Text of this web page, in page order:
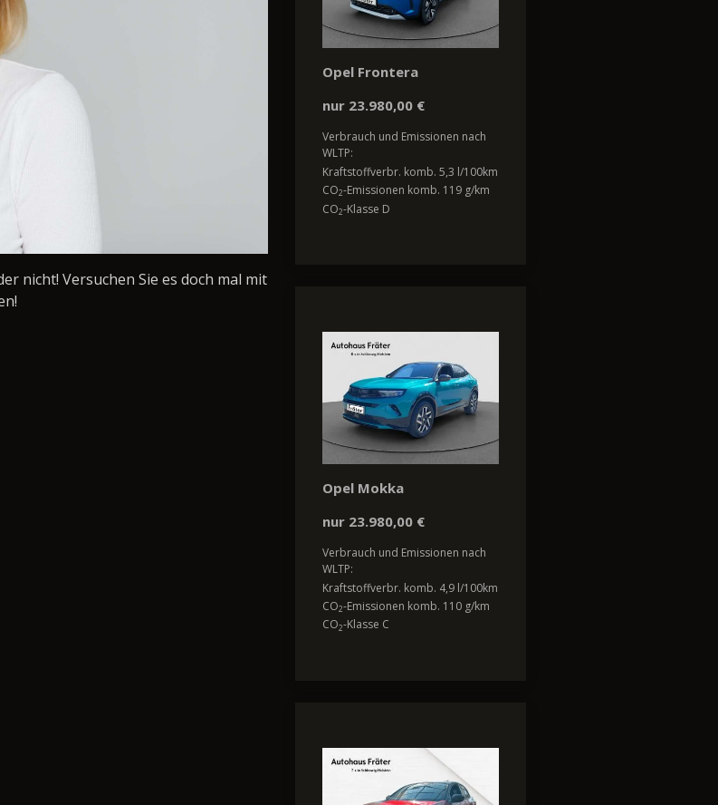
nicht! Versuchen Sie es doch mal mit
Opel Frontera
nur 23.980,00 €
Verbrauch und Emissionen nach
WLTP:
Kraftstoffverbr. komb. 5,3 l/100km
CO2-Emissionen komb. 119 g/km
CO2-Klasse D
Opel Mokka
nur 23.980,00 €
Verbrauch und Emissionen nach
WLTP:
Kraftstoffverbr. komb. 4,9 l/100km
CO2-Emissionen komb. 110 g/km
CO2-Klasse C